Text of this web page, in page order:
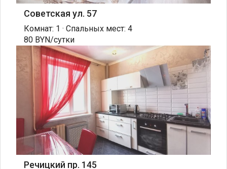
Советская ул. 57
Комнат: 1 · Спальных мест: 4
80 BYN/сутки
Речицкий пр. 145